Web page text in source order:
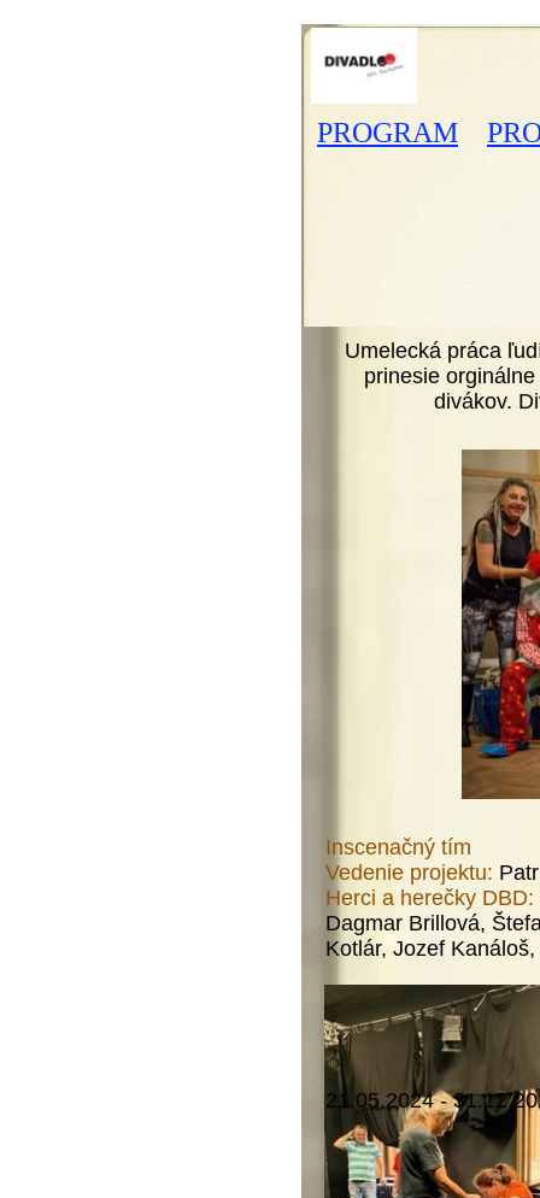
PROGRAM
Umelecká práca
prinesie
divákov.
Inscenačný tím
Vedenie projektu:
Herci a herečky DBD:
Dagmar Brillová,
Kotlár, Jozef
21.05.2024 -